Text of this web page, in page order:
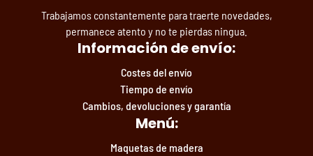
Trabajamos constantemente para traerte novedades,
permanece atento y no te pierdas ningua.
Información de envío:
Costes del envío
Tiempo de envío
Cambios, devoluciones y garantía
Menú:
Maquetas de madera